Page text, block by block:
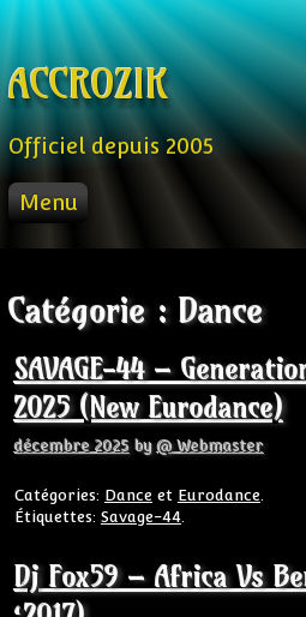
Skip to content
ACCROZIK
Officiel depuis 2005
Menu
ACCUEIL
RADIO FM
STREAM
VIDEO
Catégorie : Dance
SAVAGE-44 –
2025 (New Eurodance)
décembre 2025 by@ Webmaster
Catégories: Dance et Eurodance.
Étiquettes: Savage-44.
Dj Fox59 – Africa Vs